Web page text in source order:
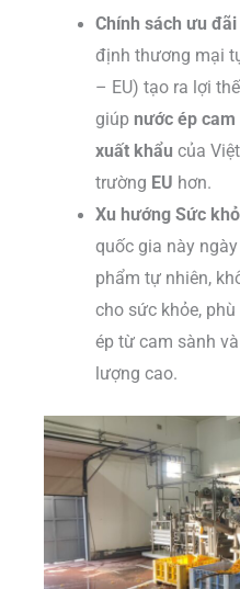
Chính sách ưu
định thương mại
– EU) tạo ra lợi
giúp nước ép
xuất khẩu của
trường EU hơn.
Xu hướng Sức
quốc gia này
phẩm tự nhiên,
cho sức khỏe,
ép từ cam sành
lượng cao.